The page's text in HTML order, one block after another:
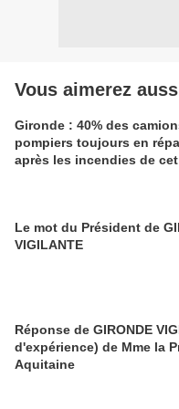
Vous aimerez
Gironde : 40% des
pompiers toujours en
après les incendies de
Le mot du Président de
VIGILANTE
Réponse de GIRONDE
d'expérience) de Mme la
Aquitaine